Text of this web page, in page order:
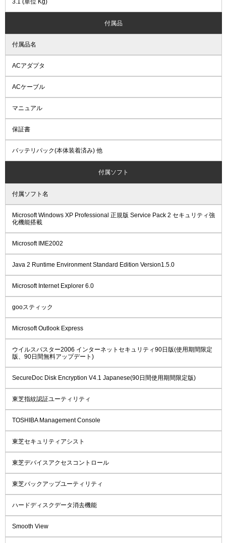
3.1 (単位 Kg)
付属品
付属品名
ACアダプタ
ACケーブル
マニュアル
保証書
バッテリパック(本体装着済み) 他
付属ソフト
付属ソフト名
Microsoft Windows XP Professional 正規版 Service Pack 2 セキュリティ強
化機能搭載
Microsoft IME2002
Java 2 Runtime Environment Standard Edition Version1.5.0
Microsoft Internet Explorer 6.0
gooスティック
Microsoft Outlook Express
ウイルスバスター2006 インターネットセキュリティ90日版(使用期間限定
版、90日間無料アップデート)
SecureDoc Disk Encryption V4.1 Japanese(90日間使用期間限定版)
東芝指紋認証ユーティリティ
TOSHIBA Management Console
東芝セキュリティアシスト
東芝デバイスアクセスコントロール
東芝バックアップユーティリティ
ハードディスクデータ消去機能
Smooth View